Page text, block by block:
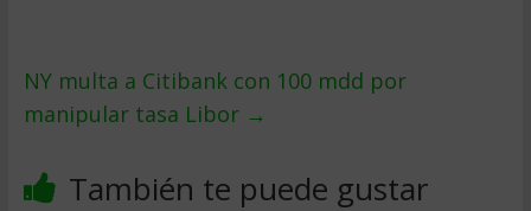
NY multa a Citibank con 100 mdd por
manipular tasa Libor →
También te puede gustar